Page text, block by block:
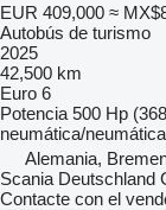
EUR 409,000 ≈
Autobús de turismo
2025
42,500 km
Euro 6
Potencia 500 Hp
neumática/neumática
Alemania,
Scania Deutschland
Contacte con el